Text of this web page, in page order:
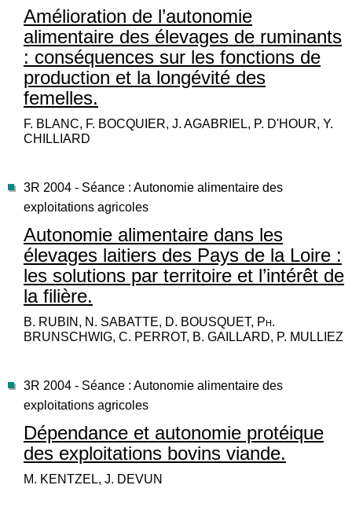
Amélioration de l’autonomie
alimentaire des élevages de ruminants
: conséquences sur les fonctions de
production et la longévité des
femelles.
F. BLANC, F. BOCQUIER, J. AGABRIEL, P. D'HOUR, Y.
CHILLIARD
3R 2004 - Séance : Autonomie alimentaire des
exploitations agricoles
Autonomie alimentaire dans les
élevages laitiers des Pays de la Loire :
les solutions par territoire et l’intérêt de
la filière.
B. RUBIN, N. SABATTE, D. BOUSQUET, Ph.
BRUNSCHWIG, C. PERROT, B. GAILLARD, P. MULLIEZ
3R 2004 - Séance : Autonomie alimentaire des
exploitations agricoles
Dépendance et autonomie protéique
des exploitations bovins viande.
M. KENTZEL, J. DEVUN